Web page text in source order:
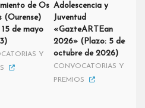
de Os
(Ourense)
de mayo
Y
Adolescencia y
Juventud
«GazteARTEan
2026» (Plazo: 5 de
octubre de 2026)
CONVOCATORIAS Y
PREMIOS